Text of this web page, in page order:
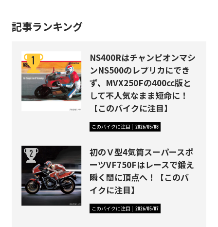
記事ランキング
NS400Rはチャンピオンマシ
ンNS500のレプリカにでき
ず、MVX250Fの400cc版と
して不人気なまま短命に！
【このバイクに注目】
このバイクに注目 2026/05/08
初のＶ型4気筒スーパースポ
ーツVF750Fはレースで鍛え
瞬く間に頂点へ！【このバ
イクに注目】
このバイクに注目 2026/05/07